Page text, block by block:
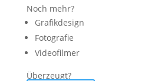
Noch mehr?
Grafikdesign
Fotografie
Videofilmer
Überzeugt?